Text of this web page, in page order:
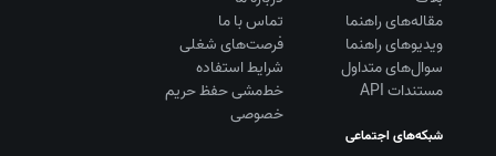
مقاله‌های راهنما
ویديوهای راهنما
سوال‌های متداول
مستندات API
تماس با ما
فرصت‌های شغلی
شرایط استفاده
خط‌مشی حفظ حریم
خصوصی
شبکه‌های اجتماعی